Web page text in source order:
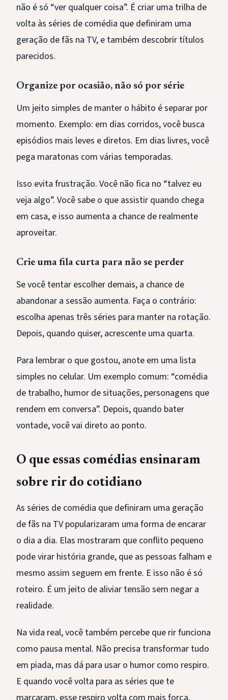
não é só “ver qualquer coisa”. É criar uma trilha de
volta às séries de comédia que definiram uma
geração de fãs na TV, e também descobrir títulos
parecidos.
Organize por ocasião, não só por série
Um jeito simples de manter o hábito é separar por
momento. Exemplo: em dias corridos, você busca
episódios mais leves e diretos. Em dias livres, você
pega maratonas com várias temporadas.
Isso evita frustração. Você não fica no “talvez eu
veja algo”. Você sabe o que assistir quando chega
em casa, e isso aumenta a chance de realmente
aproveitar.
Crie uma fila curta para não se perder
Se você tentar escolher demais, a chance de
abandonar a sessão aumenta. Faça o contrário:
escolha apenas três séries para manter na rotação.
Depois, quando quiser, acrescente uma quarta.
Para lembrar o que gostou, anote em uma lista
simples no celular. Um exemplo comum: “comédia
de trabalho, humor de situações, personagens que
rendem em conversa”. Depois, quando bater
vontade, você vai direto ao ponto.
O que essas comédias ensinaram
sobre rir do cotidiano
As séries de comédia que definiram uma geração
de fãs na TV popularizaram uma forma de encarar
o dia a dia. Elas mostraram que conflito pequeno
pode virar história grande, que as pessoas falham e
mesmo assim seguem em frente. E isso não é só
roteiro. É um jeito de aliviar tensão sem negar a
realidade.
Na vida real, você também percebe que rir funciona
como pausa mental. Não precisa transformar tudo
em piada, mas dá para usar o humor como respiro.
E quando você volta para as séries que te